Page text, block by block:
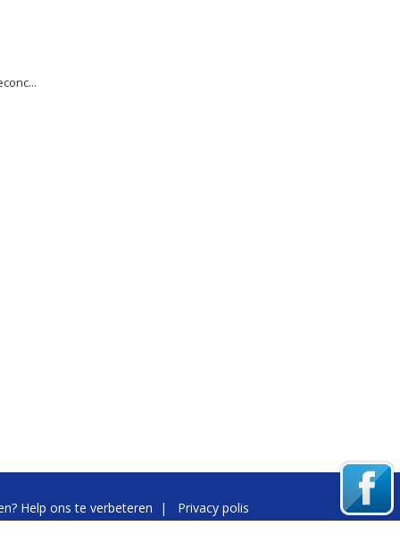
Help ons te verbeteren | Privacy polis